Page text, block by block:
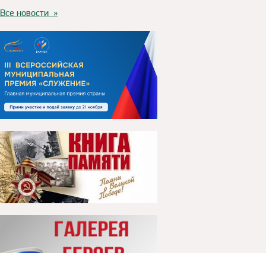
Все новости »